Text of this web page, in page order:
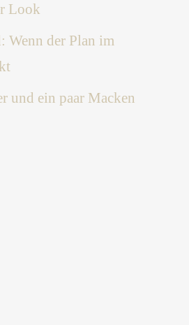
Look
Wenn der Plan im
und ein paar Macken